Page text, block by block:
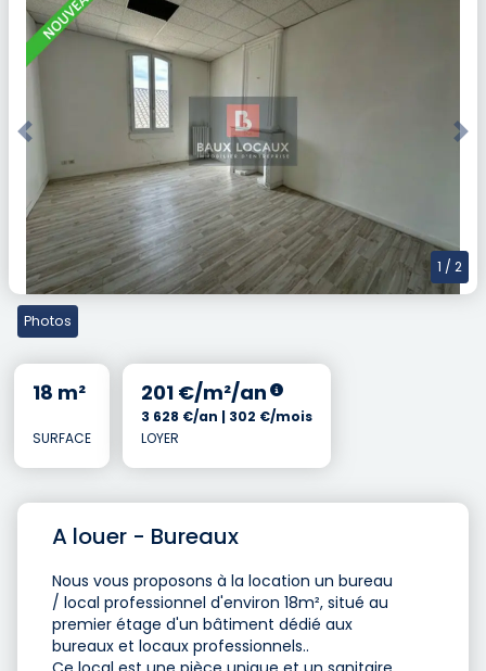
Previous
1 / 2
Photos
18 m²
SURFACE
201 €/m²/an
3 628 €/an | 302 €/mois
LOYER
A louer - Bureaux
Nous vous proposons à la location un bureau
/ local professionnel d'environ 18m², situé au
premier étage d'un bâtiment dédié aux
bureaux et locaux professionnels..